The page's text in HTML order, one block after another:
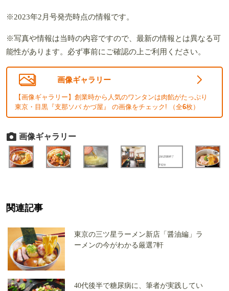
※2023年2月号発売時点の情報です。
※写真や情報は当時の内容ですので、最新の情報とは異なる可
能性があります。必ず事前にご確認の上ご利用ください。
画像ギャラリー
【画像ギャラリー】創業時から人気のワンタンは肉餡がたっぷり
東京・目黒『支那ソバ かづ屋』 の画像をチェック! （全6枚）
画像ギャラリー
関連記事
東京の三ツ星ラーメン新店「醤油編」ラ
ーメンの今がわかる厳選7軒
40代後半で糖尿病に、筆者が実践してい